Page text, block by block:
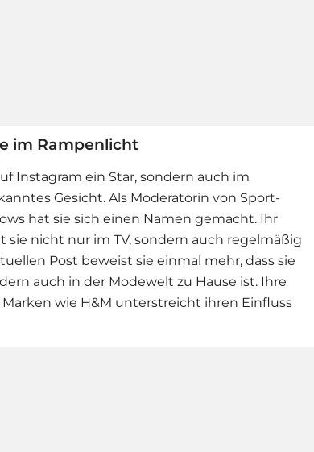
im Rampenlicht
Instagram ein Star, sondern auch im
Gesicht. Als Moderatorin von Sport-
hat sie sich einen Namen gemacht. Ihr
sie nicht nur im TV, sondern auch regelmäßig
Post beweist sie einmal mehr, dass sie
auch in der Modewelt zu Hause ist. Ihre
wie H&M unterstreicht ihren Einfluss